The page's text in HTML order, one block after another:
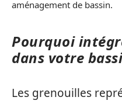
aménagement de bassin.
Pourquoi
dans votre
Les grenouilles